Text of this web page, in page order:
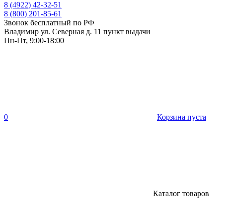
8 (4922) 42-32-51
8 (800) 201-85-61
Звонок бесплатный по РФ
Владимир ул. Северная д. 11 пункт выдачи
Пн-Пт, 9:00-18:00
0 Корзина пуста
Каталог товаров